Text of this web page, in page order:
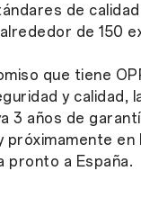
de calidad
de 150
que tiene
y calidad,
3 años de
próximamente en
pronto a España.